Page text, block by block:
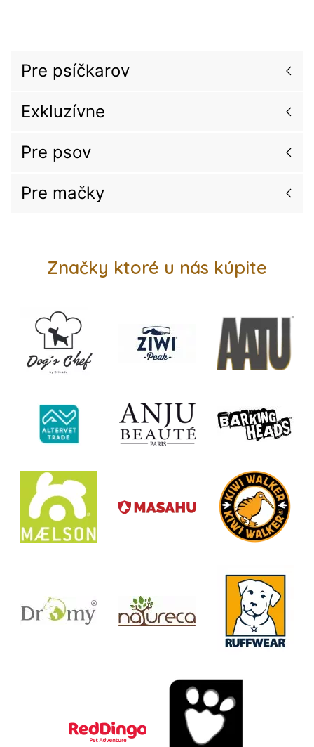
Pre psíčkarov
Exkluzívne
Pre psov
Pre mačky
Značky ktoré u nás kúpite